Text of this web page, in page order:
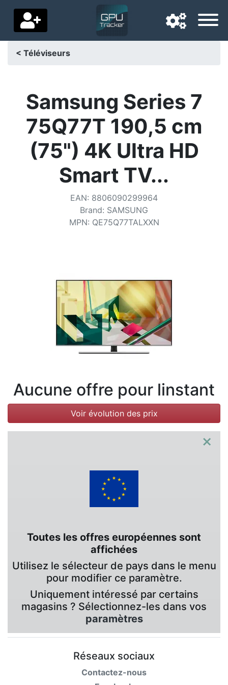
Pays de livraison
Accueil
Baisses de prix
Paramètres
Soutenez-nous
Contactez-nous
< Téléviseurs
Samsung Series 7
75Q77T 190,5 cm
(75") 4K Ultra HD
Smart TV...
EAN: 8806090299964
Brand: SAMSUNG
MPN: QE75Q77TALXXN
Aucune offre pour linstant
Voir évolution des prix
×
Toutes les offres européennes sont
affichées
Utilisez le sélecteur de pays dans le menu
pour modifier ce paramètre.
Uniquement intéressé par certains
magasins ? Sélectionnez-les dans vos
paramètres
Réseaux sociaux
Contactez-nous